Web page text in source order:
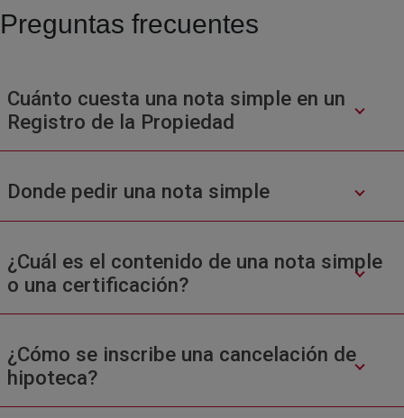
Preguntas frecuentes
Cuánto cuesta una nota simple en un
Registro de la Propiedad
Donde pedir una nota simple
¿Cuál es el contenido de una nota simple
o una certificación?
¿Cómo se inscribe una cancelación de
hipoteca?